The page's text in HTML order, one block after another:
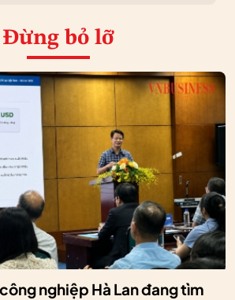
Đừng bỏ lỡ
nghiệp Hà Lan đang tìm